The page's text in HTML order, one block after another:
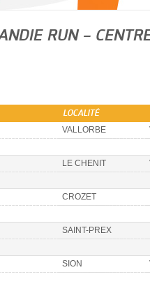
RUN –
LOCALITÉ
VALLORBE
LE CHENIT
CROZET
SAINT-PREX
SION